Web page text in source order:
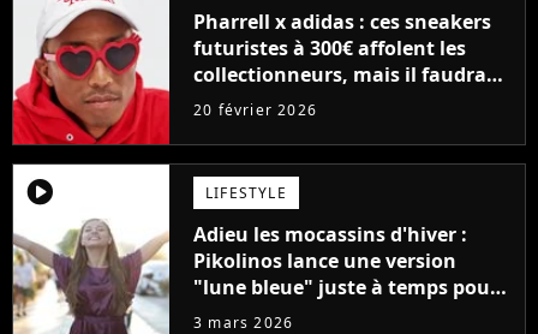
Pharrell x adidas : ces sneakers
futuristes à 300€ affolent les
collectionneurs, mais il faudra
gagner un tirage au sort pour les
20 février 2026
player2 LIFESTYLE
Adieu les mocassins d'hiver :
Pikolinos lance une version
"lune bleue" juste à temps pour
le printemps
3 mars 2026